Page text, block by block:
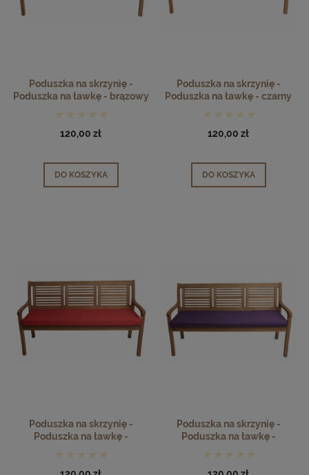
Poduszka na skrzynię -
Poduszka na ławkę - brązowy
120,00 zł
DO KOSZYKA
Poduszka na skrzynię -
Poduszka na ławkę - czarny
120,00 zł
DO KOSZYKA
Poduszka na skrzynię -
Poduszka na ławkę -
Poduszka na skrzynię -
Poduszka na ławkę -